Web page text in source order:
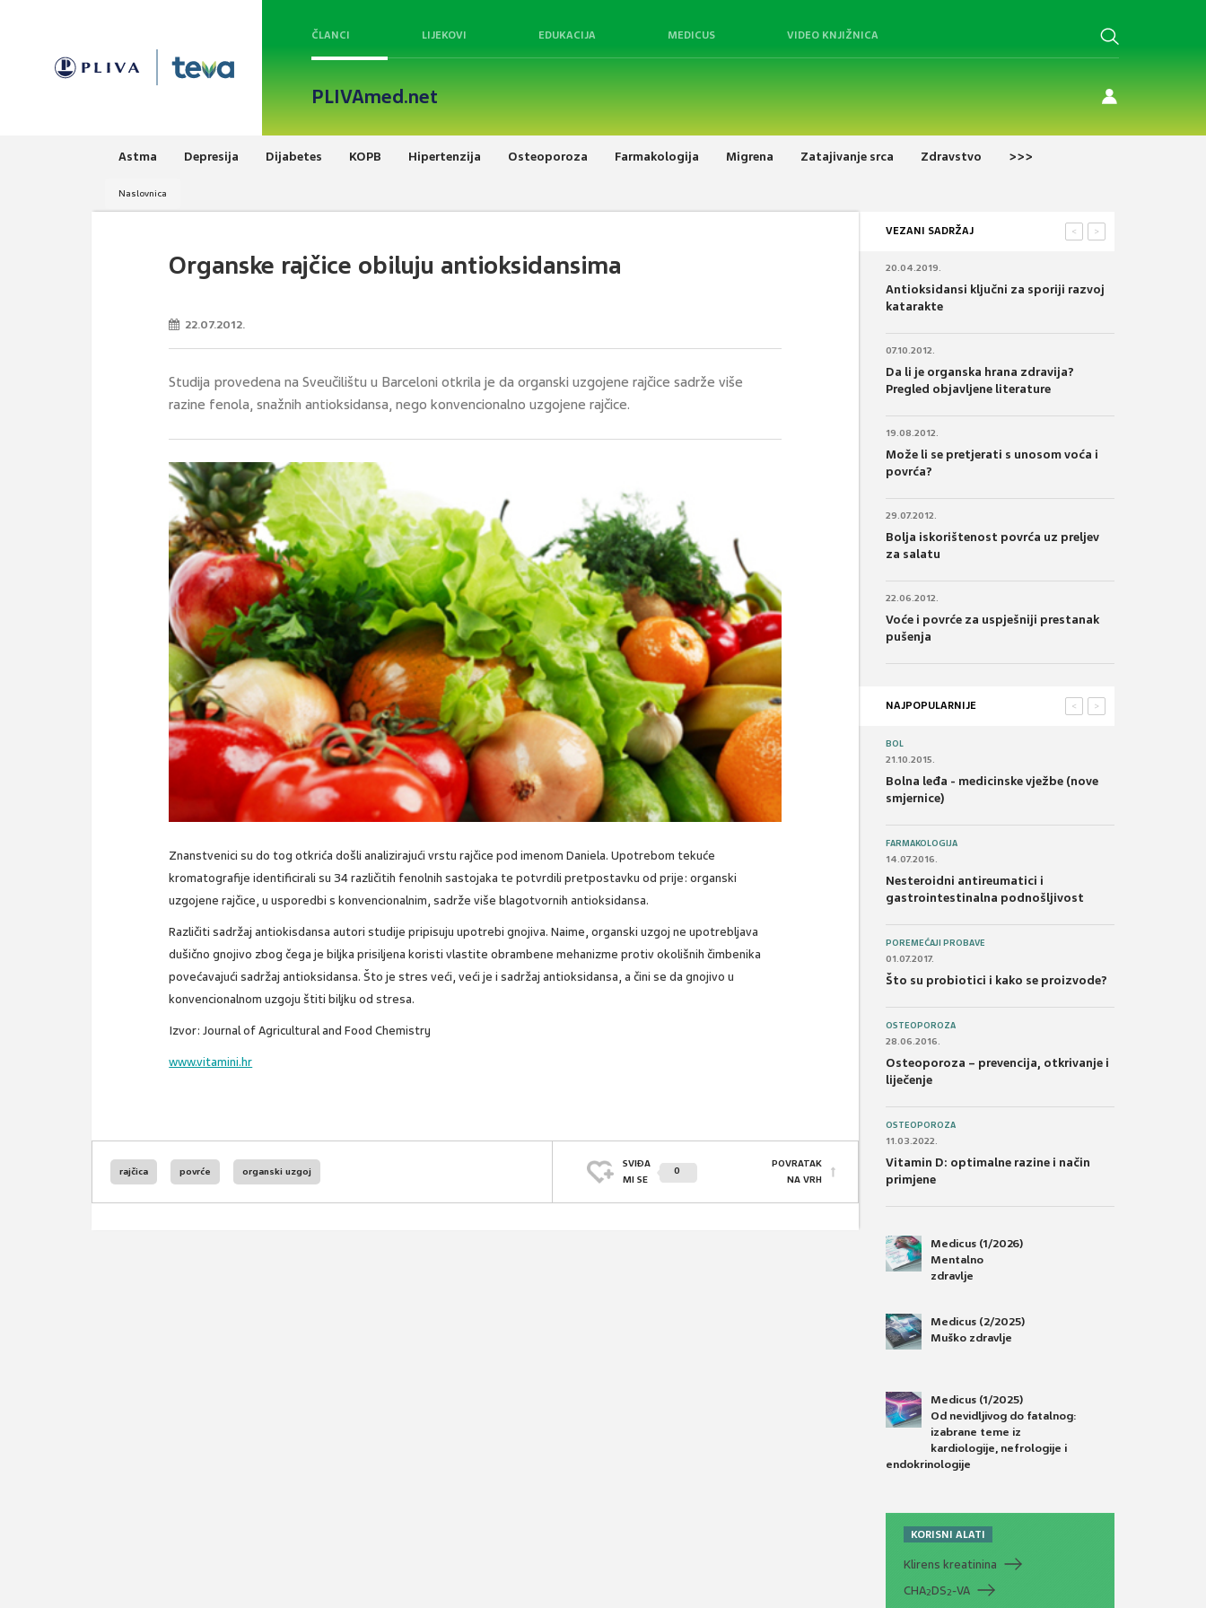
ČLANCI LIJEKOVI EDUKACIJA MEDICUS VIDEO KNJIŽNICA
PLIVAmed.net
Astma Depresija Dijabetes KOPB Hipertenzija Osteoporoza Farmakologija Migrena Zatajivanje srca Zdravstvo >>>
Naslovnica
Organske rajčice obiluju antioksidansima
22.07.2012.
Studija provedena na Sveučilištu u Barceloni otkrila je da organski uzgojene rajčice sadrže više
razine fenola, snažnih antioksidansa, nego konvencionalno uzgojene rajčice.
Znanstvenici su do tog otkrića došli analizirajući vrstu rajčice pod imenom Daniela. Upotrebom tekuće
kromatografije identificirali su 34 različitih fenolnih sastojaka te potvrdili pretpostavku od prije: organski
uzgojene rajčice, u usporedbi s konvencionalnim, sadrže više blagotvornih antioksidansa.
Različiti sadržaj antiokisdansa autori studije pripisuju upotrebi gnojiva. Naime, organski uzgoj ne upotrebljava
dušično gnojivo zbog čega je biljka prisiljena koristi vlastite obrambene mehanizme protiv okolišnih čimbenika
povećavajući sadržaj antioksidansa. Što je stres veći, veći je i sadržaj antioksidansa, a čini se da gnojivo u
konvencionalnom uzgoju štiti biljku od stresa.
Izvor: Journal of Agricultural and Food Chemistry
www.vitamini.hr
rajčica povrće organski uzgoj
SVIĐA
MI SE
0
POVRATAK
NA VRH
VEZANI SADRŽAJ >
<
20.04.2019.
Antioksidansi ključni za sporiji razvoj
katarakte
07.10.2012.
Da li je organska hrana zdravija?
Pregled objavljene literature
19.08.2012.
Može li se pretjerati s unosom voća i
povrća?
29.07.2012.
Bolja iskorištenost povrća uz preljev
za salatu
22.06.2012.
Voće i povrće za uspješniji prestanak
pušenja
NAJPOPULARNIJE >
<
BOL
21.10.2015.
Bolna leđa - medicinske vježbe (nove
smjernice)
FARMAKOLOGIJA
14.07.2016.
Nesteroidni antireumatici i
gastrointestinalna podnošljivost
POREMEĆAJI PROBAVE
01.07.2017.
Što su probiotici i kako se proizvode?
OSTEOPOROZA
28.06.2016.
Osteoporoza – prevencija, otkrivanje i
liječenje
OSTEOPOROZA
11.03.2022.
Vitamin D: optimalne razine i način
primjene
Medicus (1/2026)
Mentalno
zdravlje
Medicus (2/2025)
Muško zdravlje
Medicus (1/2025)
Od nevidljivog do fatalnog:
izabrane teme iz
kardiologije, nefrologije i
endokrinologije
KORISNI ALATI
Klirens kreatinina
CHA2DS2-VA